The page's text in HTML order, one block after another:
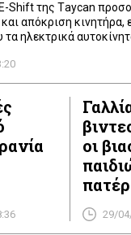
Shift της Τaycan
απόκριση κινητήρα,
τα ηλεκτρικά
ψηλά
οι
29/